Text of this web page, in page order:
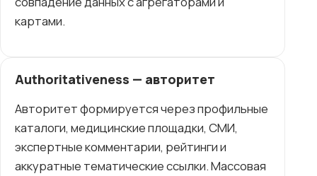
картами.
Authoritativeness — авторитет
Авторитет формируется через профильные
каталоги, медицинские площадки, СМИ,
экспертные комментарии, рейтинги и
аккуратные тематические ссылки. Массовая